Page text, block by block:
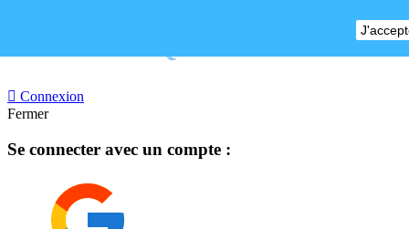
 Connexion
Fermer
Se connecter avec un compte :